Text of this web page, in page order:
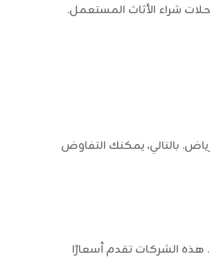
شراء الأثاث المستعمل.
بالتالي، يمكنك التفاوض
الشركات تقدم أسعارًا